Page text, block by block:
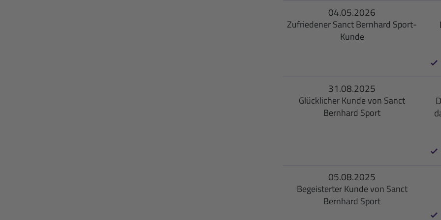
04.05.2026
Zufriedener Sanct Bernhard Sport-
Kunde
31.08.2025
Glücklicher Kunde von Sanct
Bernhard Sport
05.08.2025
Begeisterter Kunde von Sanct
Bernhard Sport